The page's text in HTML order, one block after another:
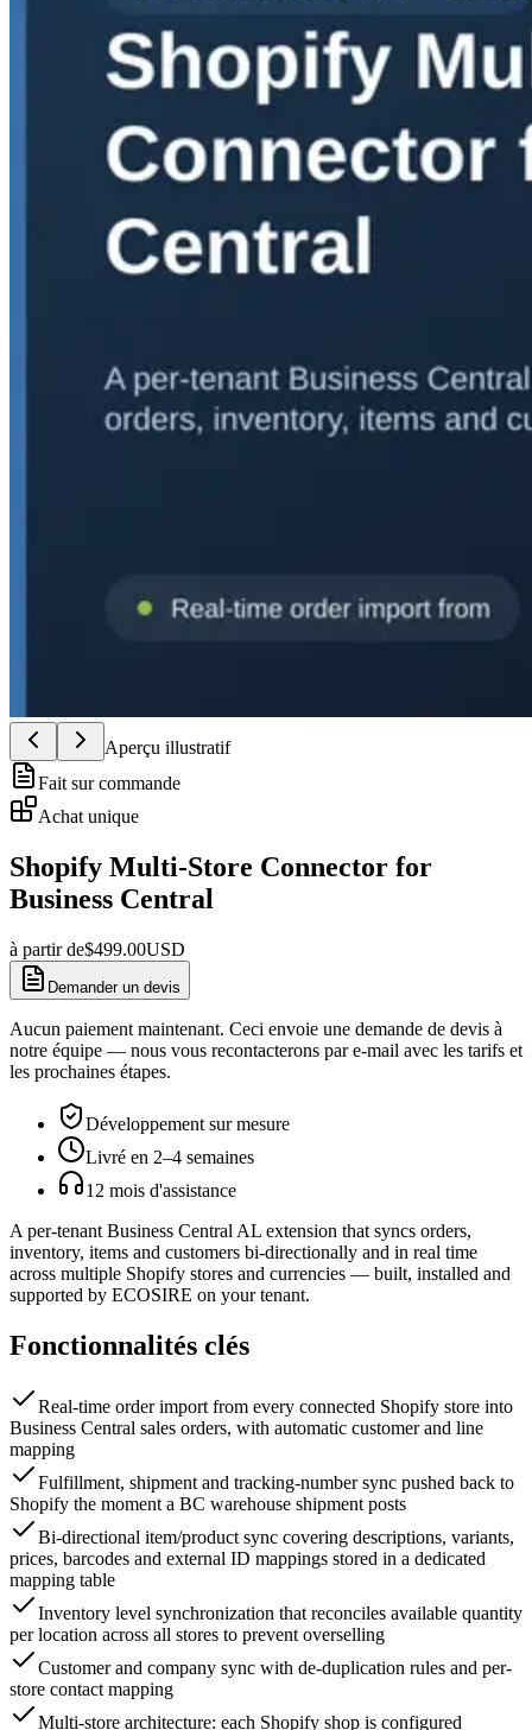
Aperçu illustratif
Fait sur commande
Achat unique
Shopify Multi-Store Connector for
Business Central
à partir de$499.00USD
Demander un devis
Aucun paiement maintenant. Ceci envoie une demande de devis à
notre équipe — nous vous recontacterons par e-mail avec les tarifs et
les prochaines étapes.
Développement sur mesure
Livré en 2–4 semaines
12 mois d'assistance
A per-tenant Business Central AL extension that syncs orders,
inventory, items and customers bi-directionally and in real time
across multiple Shopify stores and currencies — built, installed and
supported by ECOSIRE on your tenant.
Fonctionnalités clés
Real-time order import from every connected Shopify store into
Business Central sales orders, with automatic customer and line
mapping
Fulfillment, shipment and tracking-number sync pushed back to
Shopify the moment a BC warehouse shipment posts
Bi-directional item/product sync covering descriptions, variants,
prices, barcodes and external ID mappings stored in a dedicated
mapping table
Inventory level synchronization that reconciles available quantity
per location across all stores to prevent overselling
Customer and company sync with de-duplication rules and per-
store contact mapping
Multi-store architecture: each Shopify shop is configured